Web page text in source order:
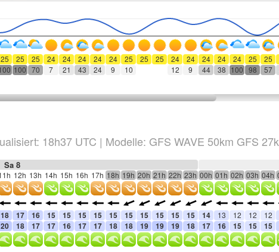
25 25 25 24 24 24 24 24 25 25 25 24 24 24 24 24 25 25
100 70 7 21 43 24 9 10 12 9 44 38 100 98 57
18h37 UTC | Modelle: GFS WAVE 50km GFS
Sa 8
12h 13h 14h 15h 16h 17h 18h 19h 20h 21h 22h 23h 00h 01h 02h 03h 04h
18 17 16 15 15 15 15 15 15 15 15 15 15 14 13 12 12 12
20 18 17 17 16 17 17 18 18 19 19 19 18 17 16 15 15 15